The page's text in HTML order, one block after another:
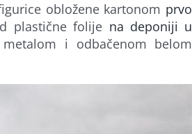
obložene kartonom prvo
plastične folije na deponiji u
i odbačenom belom